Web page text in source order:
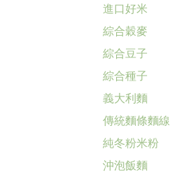
進口好米
綜合穀麥
綜合豆子
綜合種子
義大利麵
傳統麵條麵線
純冬粉米粉
沖泡飯麵